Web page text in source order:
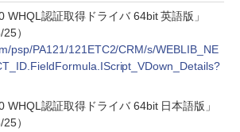
WHQL認証取得ドライバ 64bit 英語版」
）
psp/PA121/121ETC2/CRM/s/WEBLIB_NE
WHQL認証取得ドライバ 64bit 日本語版」
）